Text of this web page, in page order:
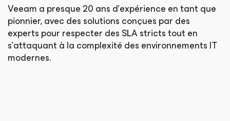
Veeam a presque 20 ans d’expérience en tant que
pionnier, avec des solutions conçues par des
experts pour respecter des SLA stricts tout en
s’attaquant à la complexité des environnements IT
modernes.